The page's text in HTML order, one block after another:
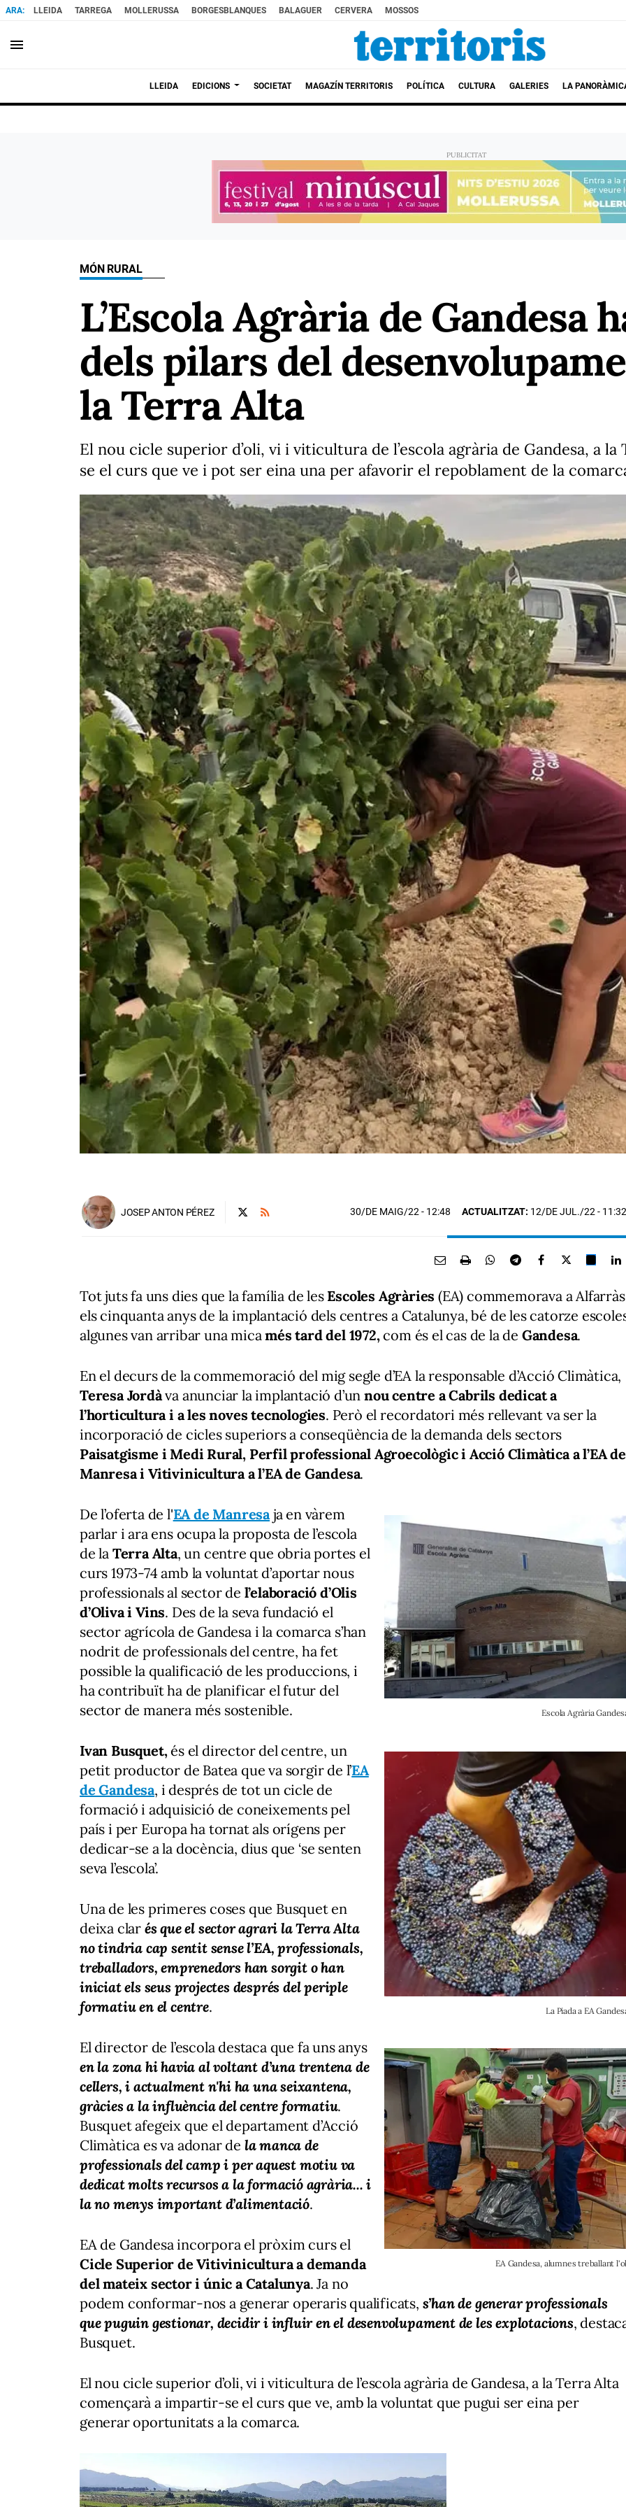
LLEIDA TARREGA MOLLERUSSA BORGESBLANQUES BALAGUER CERVERA MOSSOS
menu
LLEIDA EDICIONS SOCIETAT MAGAZÍN TERRITORIS POLÍTICA CULTURA GALERIES LA
MÓN RURAL
L’Escola Agrària de Gandesa
dels pilars del
la Terra Alta
El nou cicle superior d’oli, vi i viticultura de l’escola agrària de Gandesa, a
se el curs que ve i pot ser eina una per afavorir el repoblament de la
JOSEP ANTON PÉREZ 30/DE MAIG/22 - 12:48 ACTUALITZAT: 12/DE JUL./22 - 11:32
Tot juts fa uns dies que la família de lesEscoles Agràries(EA) commemorava a Alfarràs
els cinquanta anys de la implantació dels centres a Catalunya, bé de les catorze
algunes van arribar una micamés tard del 1972, com és el cas de la de Gandesa.
En el decurs de la commemoració del mig segle d’EA la responsable d’Acció Climàtica,
Teresa Jordàva anunciar la implantació d’un nou centre a Cabrils dedicat a
l’horticultura i a les noves tecnologies. Però el recordatori més rellevant va ser la
incorporació de cicles superiors a conseqüència de la demanda dels sectors
Paisatgisme i Medi Rural, Perfil professional Agroecològic i Acció Climàtica a l’EA de
Manresa i Vitivinicultura a l’EA de Gandesa.
Escola Agrària
De l’oferta de l'EA de Manresa ja en vàrem
parlar i ara ens ocupa la proposta de l’escola
de la Terra Alta, un centre que obria portes el
curs 1973-74 amb la voluntat d’aportar nous
professionals al sector de l’elaboració d’Olis
d’Oliva i Vins. Des de la seva fundació el
sector agrícola de Gandesa i la comarca s’han
nodrit de professionals del centre, ha fet
possible la qualificació de les produccions, i
ha contribuït ha de planificar el futur del
sector de manera més sostenible.
La Piada a EA
Ivan Busquet, és el director del centre, un
petit productor de Batea que va sorgir de l’EA
de Gandesa, i després de tot un cicle de
formació i adquisició de coneixements pel
país i per Europa ha tornat als orígens per
dedicar-se a la docència, dius que ‘se senten
seva l’escola’.
Una de les primeres coses que Busquet en
deixa clar és que el sector agrari la Terra Alta
no tindria cap sentit sense l’EA, professionals,
treballadors, emprenedors han sorgit o han
iniciat els seus projectes després del periple
formatiu en el centre.
EA Gandesa, alumnes treballant
El director de l’escola destaca que fa uns anys
en la zona hi havia al voltant d’una trentena de
cellers, i actualment n'hi ha una seixantena,
gràcies a la influència del centre formatiu.
Busquet afegeix que el departament d’Acció
Climàtica es va adonar de la manca de
professionals del camp i per aquest motiu va
dedicat molts recursos a la formació agrària... i
la no menys important d’alimentació.
EA de Gandesa incorpora el pròxim curs el
Cicle Superior de Vitivinicultura a demanda
del mateix sector i únic a Catalunya. Ja no
podem conformar-nos a generar operaris qualificats, s’han de generar professionals
que puguin gestionar, decidir i influir en el desenvolupament de les explotacions,
Busquet.
El nou cicle superior d’oli, vi i viticultura de l’escola agrària de Gandesa, a la Terra Alta
començarà a impartir-se el curs que ve, amb la voluntat que pugui ser eina per
generar oportunitats a la comarca.